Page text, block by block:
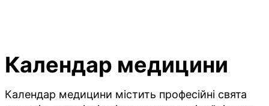
Календар медицини
Календар медицини містить професійні свята